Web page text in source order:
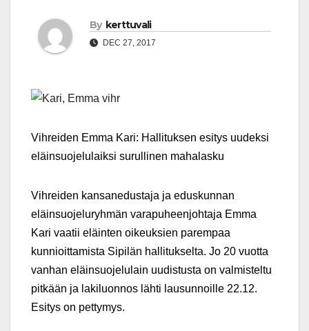
By kerttuvali
DEC 27, 2017
Vihreiden Emma Kari: Hallituksen esitys uudeksi
eläinsuojelulaiksi surullinen mahalasku
Vihreiden kansanedustaja ja eduskunnan
eläinsuojeluryhmän varapuheenjohtaja Emma
Kari vaatii eläinten oikeuksien parempaa
kunnioittamista Sipilän hallitukselta. Jo 20 vuotta
vanhan eläinsuojelulain uudistusta on valmisteltu
pitkään ja lakiluonnos lähti lausunnoille 22.12.
Esitys on pettymys.